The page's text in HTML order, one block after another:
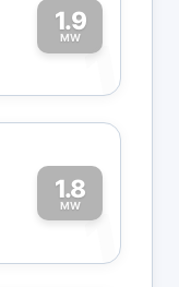
1.9
MW1
1.8
MW1